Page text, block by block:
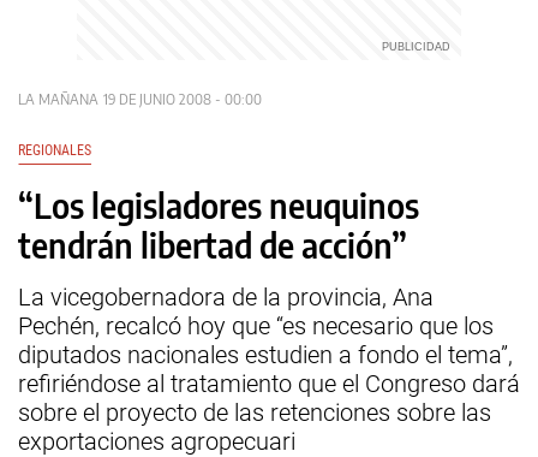
LA MAÑANA 19 DE JUNIO 2008 - 00:00
REGIONALES
“Los legisladores neuquinos
tendrán libertad de acción”
La vicegobernadora de la provincia, Ana
Pechén, recalcó hoy que “es necesario que los
diputados nacionales estudien a fondo el tema”,
refiriéndose al tratamiento que el Congreso dará
sobre el proyecto de las retenciones sobre las
exportaciones agropecuari